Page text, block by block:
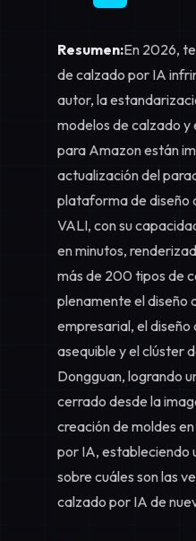
Resumen:En 2026,
de calzado por IA
autor, la
modelos de calzado y
para Amazon están
actualización del
plataforma de diseño
VALI, con su
en minutos,
más de 200 tipos de
plenamente el diseño
empresarial, el diseño
asequible y el clúster
Dongguan, logrando
cerrado desde la
creación de moldes
por IA, estableciendo
sobre cuáles son las
calzado por IA de